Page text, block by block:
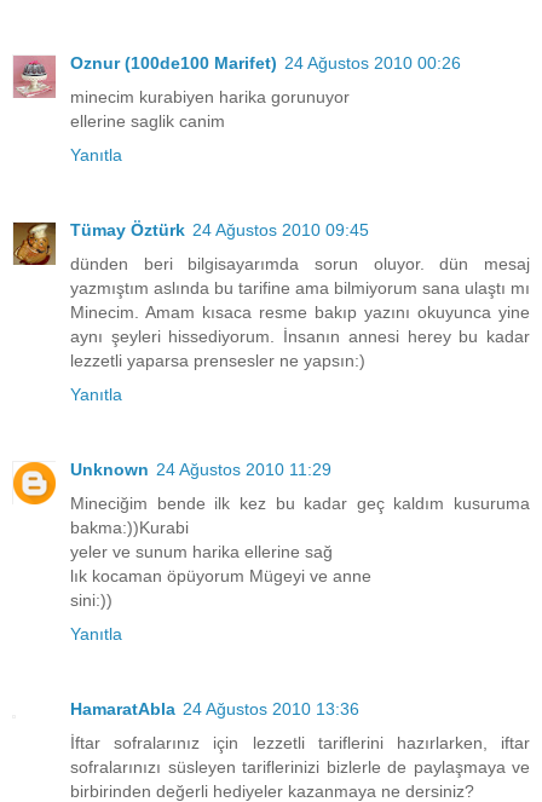
Oznur (100de100 Marifet) 24 Ağustos 2010 00:26
minecim kurabiyen harika gorunuyor
ellerine saglik canim
Yanıtla
Tümay Öztürk 24 Ağustos 2010 09:45
dünden beri bilgisayarımda sorun oluyor. dün mesaj
yazmıştım aslında bu tarifine ama bilmiyorum sana ulaştı mı
Minecim. Amam kısaca resme bakıp yazını okuyunca yine
aynı şeyleri hissediyorum. İnsanın annesi herey bu kadar
lezzetli yaparsa prensesler ne yapsın:)
Yanıtla
Unknown 24 Ağustos 2010 11:29
Mineciğim bende ilk kez bu kadar geç kaldım kusuruma
bakma:))Kurabi
yeler ve sunum harika ellerine sağ
lık kocaman öpüyorum Mügeyi ve anne
sini:))
Yanıtla
HamaratAbla 24 Ağustos 2010 13:36
İftar sofralarınız için lezzetli tariflerini hazırlarken, iftar
sofralarınızı süsleyen tariflerinizi bizlerle de paylaşmaya ve
birbirinden değerli hediyeler kazanmaya ne dersiniz?